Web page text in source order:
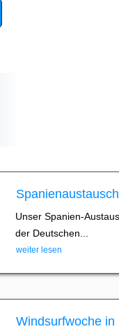
Unser Spanien-
der Deutschen...
weiter lesen
Windsurfwoche